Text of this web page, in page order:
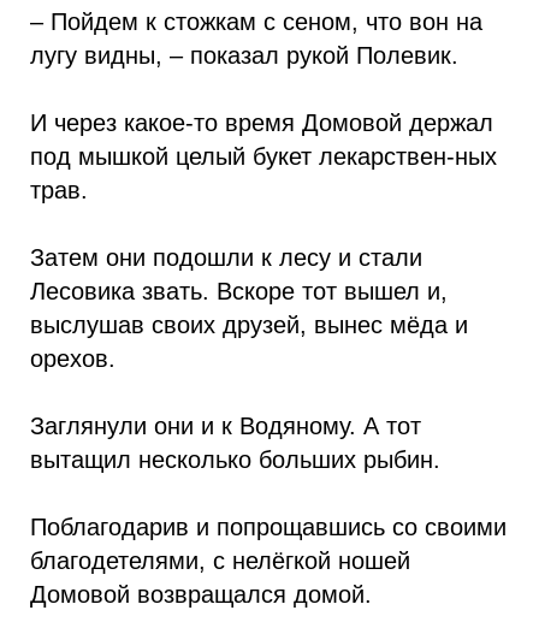
– Пойдем к стожкам с сеном, что вон на
лугу видны, – показал рукой Полевик.
И через какое-то время Домовой держал
под мышкой целый букет лекарствен-ных
трав.
Затем они подошли к лесу и стали
Лесовика звать. Вскоре тот вышел и,
выслушав своих друзей, вынес мёда и
орехов.
Заглянули они и к Водяному. А тот
вытащил несколько больших рыбин.
Поблагодарив и попрощавшись со своими
благодетелями, с нелёгкой ношей
Домовой возвращался домой.